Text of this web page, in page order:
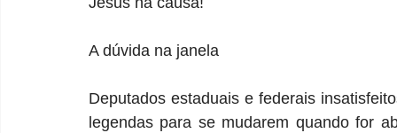
A dúvida na janela
Deputados estaduais e federais
legendas para se mudarem quando for